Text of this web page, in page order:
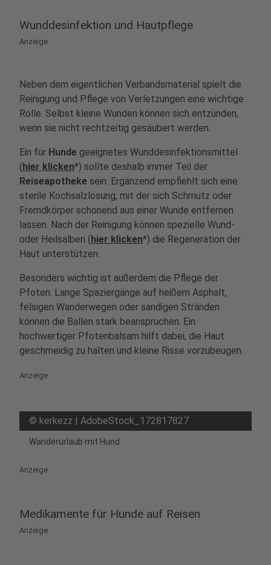
Wunddesinfektion und Hautpflege
Anzeige
Neben dem eigentlichen Verbandsmaterial spielt die
Reinigung und Pflege von Verletzungen eine wichtige
Rolle. Selbst kleine Wunden können sich entzünden,
wenn sie nicht rechtzeitig gesäubert werden.
Ein für Hunde geeignetes Wunddesinfektionsmittel
(hier klicken*) sollte deshalb immer Teil der
Reiseapotheke sein. Ergänzend empfiehlt sich eine
sterile Kochsalzlösung, mit der sich Schmutz oder
Fremdkörper schonend aus einer Wunde entfernen
lassen. Nach der Reinigung können spezielle Wund-
oder Heilsalben (hier klicken*) die Regeneration der
Haut unterstützen.
Besonders wichtig ist außerdem die Pflege der
Pfoten. Lange Spaziergänge auf heißem Asphalt,
felsigen Wanderwegen oder sandigen Stränden
können die Ballen stark beanspruchen. Ein
hochwertiger Pfotenbalsam hilft dabei, die Haut
geschmeidig zu halten und kleine Risse vorzubeugen.
Anzeige
© kerkezz | AdobeStock_172817827
Wanderurlaub mit Hund
Anzeige
Medikamente für Hunde auf Reisen
Anzeige